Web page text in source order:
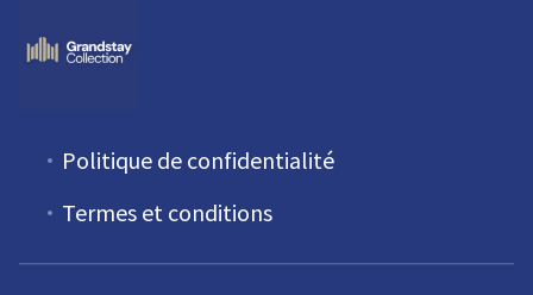
Politique de confidentialité
Termes et conditions